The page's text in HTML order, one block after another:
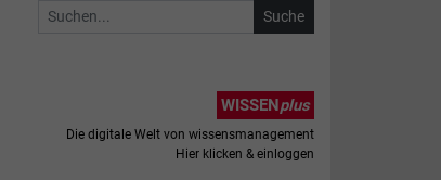
WISSENplus
Die digitale Welt von wissensmanagement
Hier klicken & einloggen